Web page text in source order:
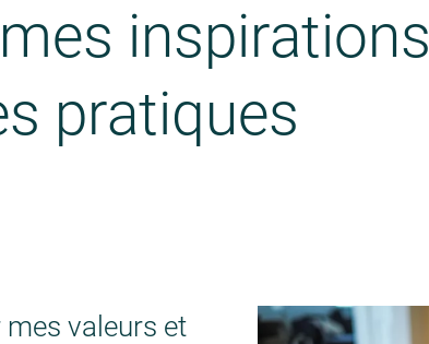
inspirations
pratiques
valeurs et